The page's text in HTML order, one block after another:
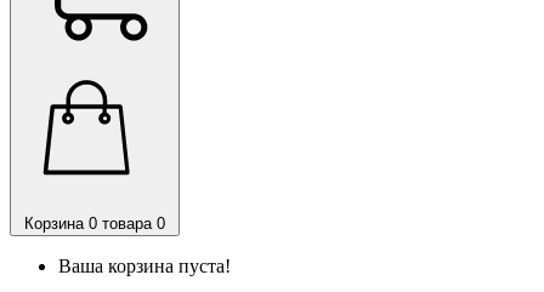
Корзина 0 товара 0
Ваша корзина пуста!